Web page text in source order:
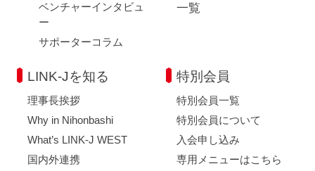
ベンチャーインタビュ
ー
サポーターコラム
一覧
LINK-Jを知る
理事長挨拶
Why in Nihonbashi
What’s LINK-J WEST
国内外連携
特別会員
特別会員一覧
特別会員について
入会申し込み
専用メニューはこちら